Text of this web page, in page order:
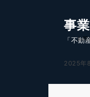
お問
事
「不動
2025年